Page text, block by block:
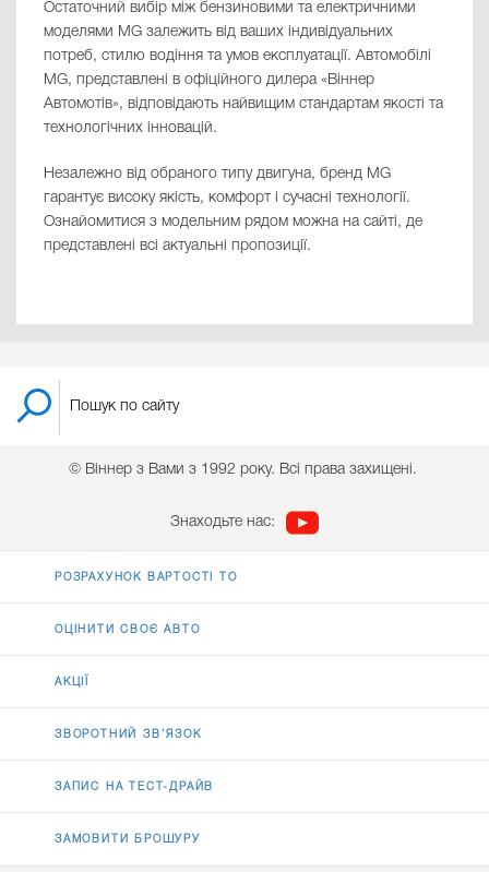
Остаточний вибір між бензиновими та електричними
моделями MG залежить від ваших індивідуальних
потреб, стилю водіння та умов експлуатації. Автомобілі
MG, представлені в офіційного дилера «Віннер
Автомотів», відповідають найвищим стандартам якості та
технологічних інновацій.
Незалежно від обраного типу двигуна, бренд MG
гарантує високу якість, комфорт і сучасні технології.
Ознайомитися з модельним рядом можна на сайті, де
представлені всі актуальні пропозиції.
© Віннер з Вами з 1992 року. Всі права захищені.
Знаходьте нас:
РОЗРАХУНОК ВАРТОСТІ ТО
ОЦІНИТИ СВОЄ АВТО
АКЦІЇ
ЗВОРОТНИЙ ЗВ’ЯЗОК
ЗАПИС НА ТЕСТ-ДРАЙВ
ЗАМОВИТИ БРОШУРУ